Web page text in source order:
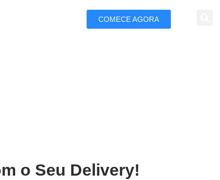
COMECE AGORA
o Seu Delivery!